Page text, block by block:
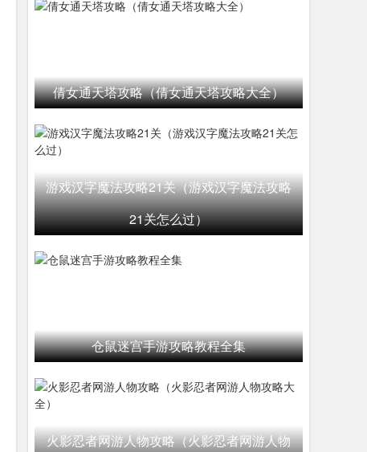
倩女通天塔攻略（倩女通天塔攻略大全）
游戏汉字魔法攻略21关（游戏汉字魔法攻略
21关怎么过）
仓鼠迷宫手游攻略教程全集
火影忍者网游人物攻略（火影忍者网游人物